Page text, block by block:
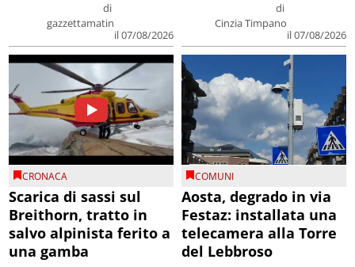
di
gazzettamatin
il 07/08/2026
di
Cinzia Timpano
il 07/08/2026
CRONACA
Scarica di sassi sul
Breithorn, tratto in
salvo alpinista ferito a
una gamba
COMUNI
Aosta, degrado in via
Festaz: installata una
telecamera alla Torre
del Lebbroso